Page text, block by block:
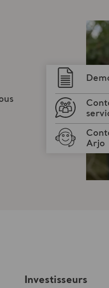
Arjo
Investisseurs